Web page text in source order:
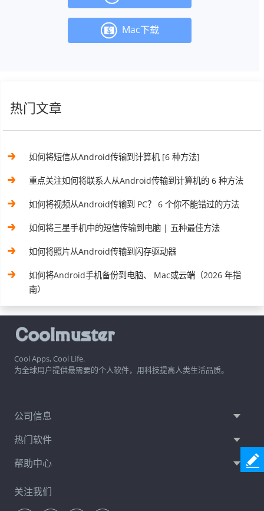
Mac下载
热门文章
如何将短信从Android传输到计算机 [6 种方法]
重点关注如何将联系人从Android传输到计算机的 6 种方法
如何将视频从Android传输到 PC？ 6 个你不能错过的方法
如何将三星手机中的短信传输到电脑 | 五种最佳方法
如何将照片从Android传输到闪存驱动器
如何将Android手机备份到电脑、 Mac或云端（2026 年指
南）
Cool Apps, Cool Life.
为全球用户提供最需要的个人软件，用科技提高人类生活品质。
公司信息
热门软件
帮助中心
关注我们